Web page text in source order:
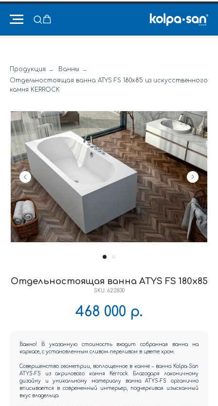
Продукция → Ванны →
Отдельностоящая ванна ATYS FS 180x85 из искусственного
камня KERROCK
Отдельностоящая ванна ATYS FS 180x85
SKU: 622830
468 000 р.
Важно! В указанную стоимость входит собранная ванна на
каркасе, с установленным сливом-переливом в цвете хром.
Совершенство геометрии, воплощенное в камне – ванна Kolpa-San
ATYS-FS из акрилового камня Kerrock. Благодаря лаконичному
дизайну и уникальному материалу ванна ATYS-FS органично
вписывается в современный интерьер, подчеркивая изысканный
вкус владельца.